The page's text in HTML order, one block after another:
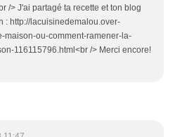
/> J'ai partagé ta recette et ton blog
: http://lacuisinedemalou.over-
maison-ou-comment-ramener-la-
116115796.html<br /> Merci encore!